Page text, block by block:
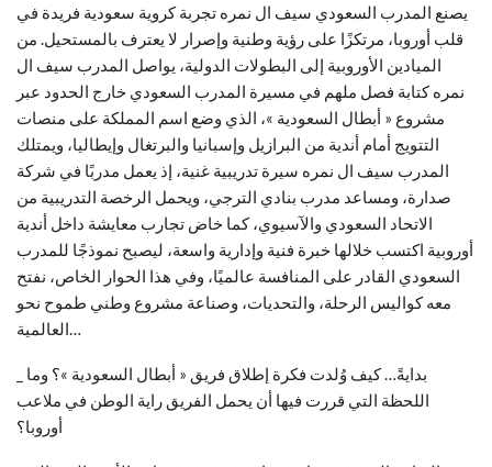
يصنع المدرب السعودي سيف ال نمره تجربة كروية سعودية فريدة في
قلب أوروبا، مرتكزًا على رؤية وطنية وإصرار لا يعترف بالمستحيل. من
الميادين الأوروبية إلى البطولات الدولية، يواصل المدرب سيف ال
نمره كتابة فصل ملهم في مسيرة المدرب السعودي خارج الحدود عبر
مشروع « أبطال السعودية »، الذي وضع اسم المملكة على منصات
التتويج أمام أندية من البرازيل وإسبانيا والبرتغال وإيطاليا، ويمتلك
المدرب سيف ال نمره سيرة تدريبية غنية، إذ يعمل مدربًا في شركة
صدارة، ومساعد مدرب بنادي الترجي، ويحمل الرخصة التدريبية من
الاتحاد السعودي والآسيوي، كما خاض تجارب معايشة داخل أندية
أوروبية اكتسب خلالها خبرة فنية وإدارية واسعة، ليصبح نموذجًا للمدرب
السعودي القادر على المنافسة عالميًا، وفي هذا الحوار الخاص، نفتح
معه كواليس الرحلة، والتحديات، وصناعة مشروع وطني طموح نحو
العالمية…
اللحظة التي قررت فيها أن يحمل الفريق راية الوطن في ملاعب
أوروبا؟